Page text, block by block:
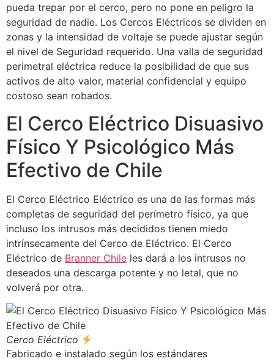
pueda trepar por el cerco, pero no pone en peligro la
seguridad de nadie. Los Cercos Eléctricos se dividen en
zonas y la intensidad de voltaje se puede ajustar según
el nivel de Seguridad requerido. Una valla de seguridad
perimetral eléctrica reduce la posibilidad de que sus
activos de alto valor, material confidencial y equipo
costoso sean robados.
El Cerco Eléctrico Disuasivo
Físico Y Psicológico Más
Efectivo de Chile
El Cerco Eléctrico Eléctrico es una de las formas más
completas de seguridad del perímetro físico, ya que
incluso los intrusos más decididos tienen miedo
intrínsecamente del Cerco de Eléctrico. El Cerco
Eléctrico de Branner Chile les dará a los intrusos no
deseados una descarga potente y no letal, que no
volverá por otra.
Cerco Eléctrico
Fabricado e instalado según los estándares